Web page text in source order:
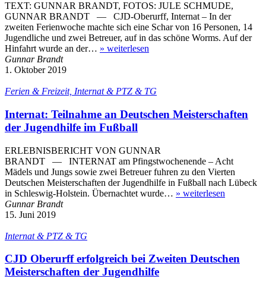
TEXT: GUNNAR BRANDT, FOTOS: JULE SCHMUDE,
GUNNAR BRANDT — CJD-Oberurff, Internat – In der
zweiten Ferienwoche machte sich eine Schar von 16 Personen, 14
Jugendliche und zwei Betreuer, auf in das schöne Worms. Auf der
Hinfahrt wurde an der… » weiterlesen
Gunnar Brandt
1. Oktober 2019
Ferien & Freizeit, Internat & PTZ & TG
Internat: Teilnahme an Deutschen Meisterschaften
der Jugendhilfe im Fußball
ERLEBNISBERICHT VON GUNNAR
BRANDT — INTERNAT am Pfingstwochenende – Acht
Mädels und Jungs sowie zwei Betreuer fuhren zu den Vierten
Deutschen Meisterschaften der Jugendhilfe in Fußball nach Lübeck
in Schleswig-Holstein. Übernachtet wurde… » weiterlesen
Gunnar Brandt
15. Juni 2019
Internat & PTZ & TG
CJD Oberurff erfolgreich bei Zweiten Deutschen
Meisterschaften der Jugendhilfe